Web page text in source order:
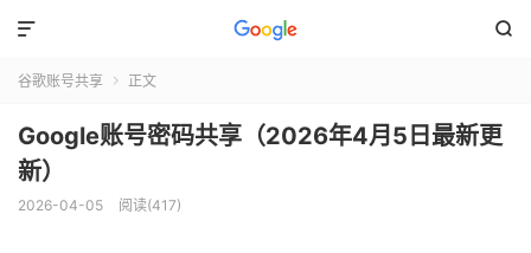


谷歌账号共享  正文
Google账号密码共享（2026年4月5日最新更
新）
2026-04-05 阅读(417)